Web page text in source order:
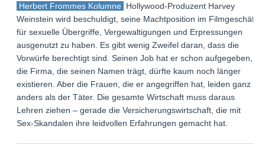
Herbert Frommes Kolumne
Hollywood-Produzent Harvey
Weinstein wird beschuldigt, seine Machtposition im Filmgeschäft
für sexuelle Übergriffe, Vergewaltigungen und Erpressungen
ausgenutzt zu haben. Es gibt wenig Zweifel daran, dass die
Vorwürfe berechtigt sind. Seinen Job hat er schon aufgegeben,
die Firma, die seinen Namen trägt, dürfte kaum noch länger
existieren. Aber die Frauen, die er angegriffen hat, leiden ganz
anders als der Täter. Die gesamte Wirtschaft muss daraus
Lehren ziehen – gerade die Versicherungswirtschaft, die mit
Sex-Skandalen ihre leidvollen Erfahrungen gemacht hat.